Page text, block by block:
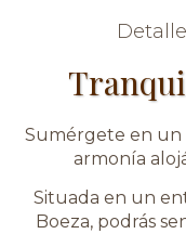
Sumérgete en un
armonía
Situada en un
Boeza, podrás